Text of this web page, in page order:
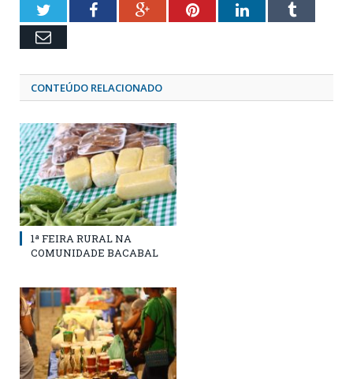
TwitterFacebookGoogle+PinterestLinkedInTumblr
Email
CONTEÚDO RELACIONADO
1ª FEIRA RURAL NA
COMUNIDADE BACABAL